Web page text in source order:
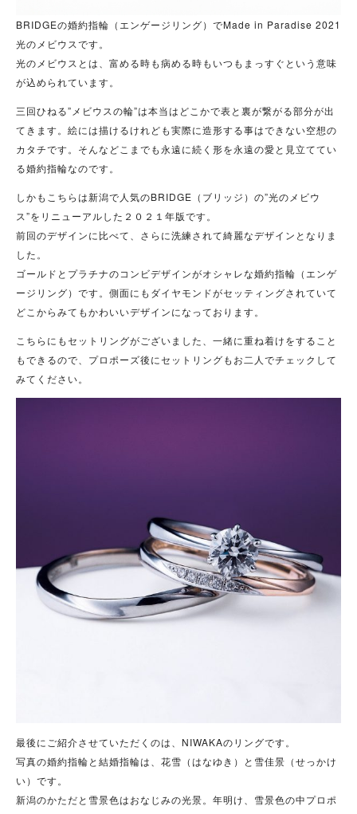
BRIDGEの婚約指輪（エンゲージリング）でMade in Paradise 2021
光のメビウスです。
光のメビウスとは、富める時も病める時もいつもまっすぐという意味
が込められています。
三回ひねる”メビウスの輪”は本当はどこかで表と裏が繋がる部分が出
てきます。絵には描けるけれども実際に造形する事はできない空想の
カタチです。そんなどこまでも永遠に続く形を永遠の愛と見立ててい
る婚約指輪なのです。
しかもこちらは新潟で人気のBRIDGE（ブリッジ）の”光のメビウ
ス”をリニューアルした２０２１年版です。
前回のデザインに比べて、さらに洗練されて綺麗なデザインとなりま
した。
ゴールドとプラチナのコンビデザインがオシャレな婚約指輪（エンゲ
ージリング）です。側面にもダイヤモンドがセッティングされていて
どこからみてもかわいいデザインになっております。
こちらにもセットリングがございました、一緒に重ね着けをすること
もできるので、プロポーズ後にセットリングもお二人でチェックして
みてください。
最後にご紹介させていただくのは、NIWAKAのリングです。
写真の婚約指輪と結婚指輪は、花雪（はなゆき）と雪佳景（せっかけ
い）です。
新潟のかただと雪景色はおなじみの光景。年明け、雪景色の中プロポ